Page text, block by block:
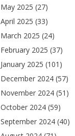
May 2025 (27)
April 2025 (33)
March 2025 (24)
February 2025 (37)
January 2025 (101)
December 2024(57)
November 2024(51)
October 2024(59)
September 2024(40)